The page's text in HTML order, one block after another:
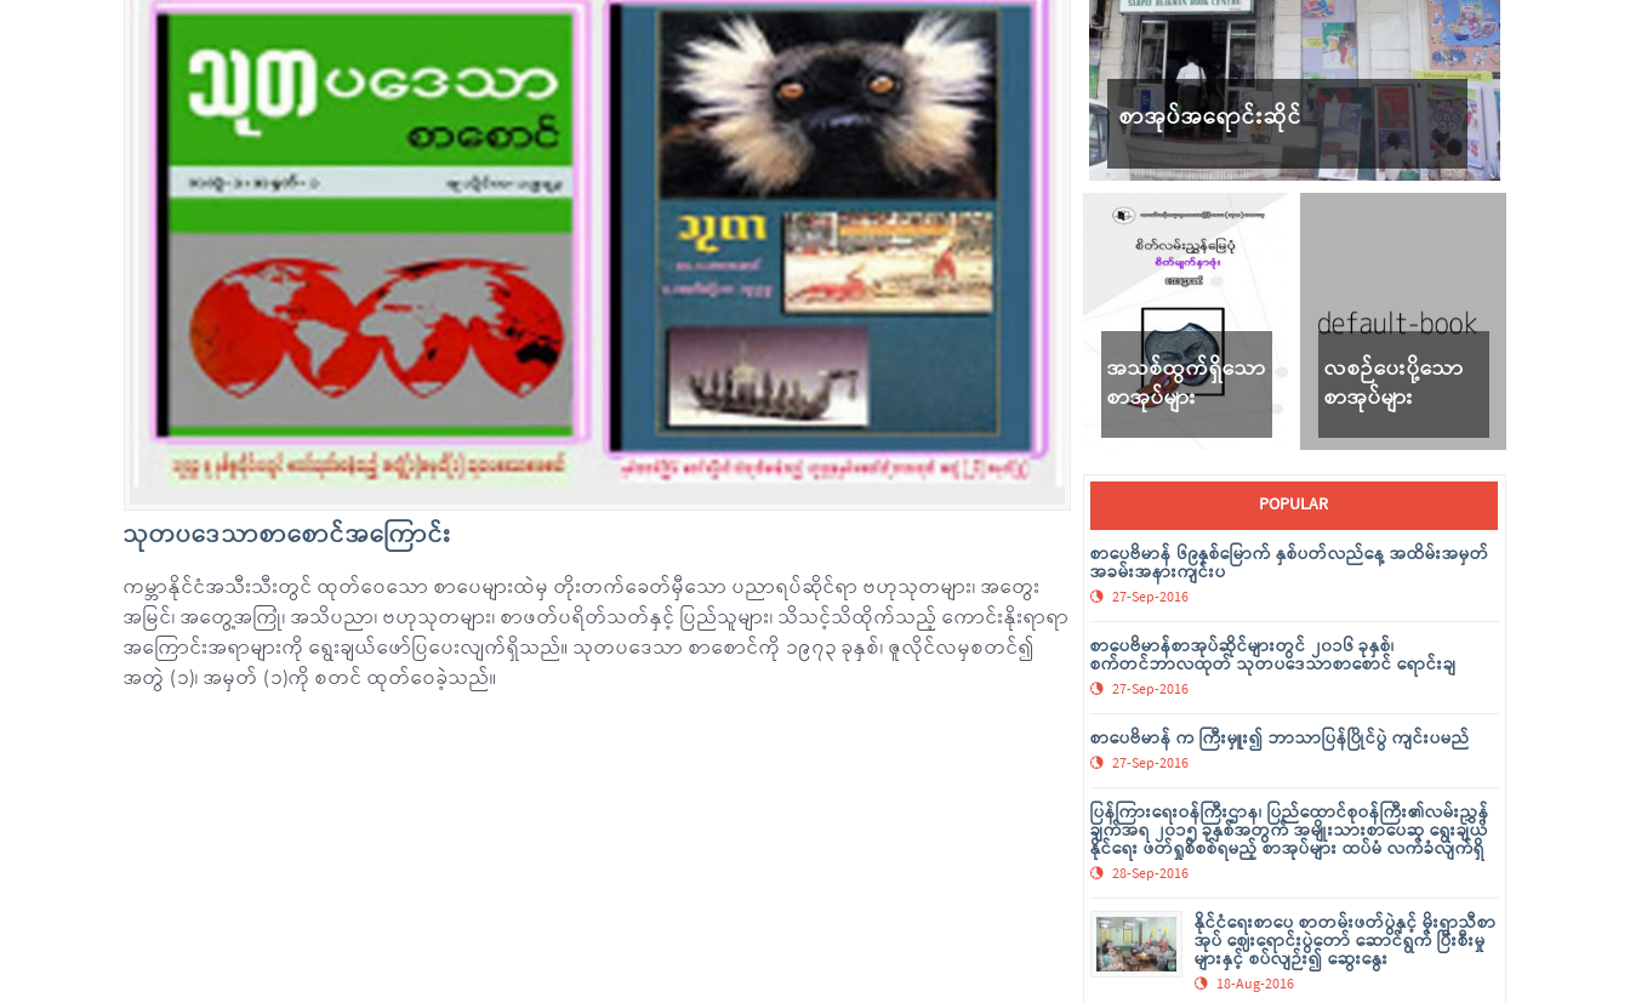
သုတပဒေသာစာစောင်အကြောင်း
ကမ္ဘာနိုင်ငံအသီးသီးတွင် ထုတ်ဝေသော စာပေများထဲမှ တိုးတက်ခေတ်မှီသော ပညာရပ်ဆိုင်ရာ ဗဟုသုတများ၊ အတွေး
အမြင်၊ အတွေ့အကြုံ၊ အသိပညာ၊ ဗဟုသုတများ၊ စာဖတ်ပရိတ်သတ်နှင့် ပြည်သူများ၊ သိသင့်သိထိုက်သည့် ကောင်းနိုးရာရာ
အကြောင်းအရာများကို ရွေးချယ်ဖော်ပြပေးလျက်ရှိသည်။ သုတပဒေသာ စာစောင်ကို ၁၉၇၃ ခုနှစ်၊ ဇူလိုင်လမှစတင်၍
အတွဲ (၁)၊ အမှတ် (၁)ကို စတင် ထုတ်ဝေခဲ့သည်။
စာအုပ်အရောင်းဆိုင်
အသစ်ထွက်ရှိသော
စာအုပ်များ
လစဉ်ပေးပို့သော
စာအုပ်များ
POPULAR
စာပေဗိမာန် ၆၉နှစ်မြောက် နှစ်ပတ်လည်နေ့ အထိမ်းအမှတ်
အခမ်းအနားကျင်းပ
27-Sep-2016
စာပေဗိမာန်စာအုပ်ဆိုင်များတွင် ၂၀၁၆ ခုနှစ်၊
စက်တင်ဘာလထုတ် သုတပဒေသာစာစောင် ရောင်းချ
27-Sep-2016
စာပေဗိမာန် က ကြီးမှူး၍ ဘာသာပြန်ပြိုင်ပွဲ ကျင်းပမည်
27-Sep-2016
ပြန်ကြားရေးဝန်ကြီးဌာန၊ ပြည်ထောင်စုဝန်ကြီး၏လမ်းညွှန်
ချက်အရ ၂၀၁၅ ခုနှစ်အတွက် အမျိုးသားစာပေဆု ရွေးချယ်
နိုင်ရေး ဖတ်ရှုစိစစ်ရမည့် စာအုပ်များ ထပ်မံ လက်ခံလျက်ရှိ
28-Sep-2016
နိုင်ငံရေးစာပေ စာတမ်းဖတ်ပွဲနှင့် မိုးရာသီစာ
အုပ် ဈေးရောင်းပွဲတော် ဆောင်ရွက် ပြီးစီးမှု
များနှင့် စပ်လျဉ်း၍ ဆွေးနွေး
18-Aug-2016